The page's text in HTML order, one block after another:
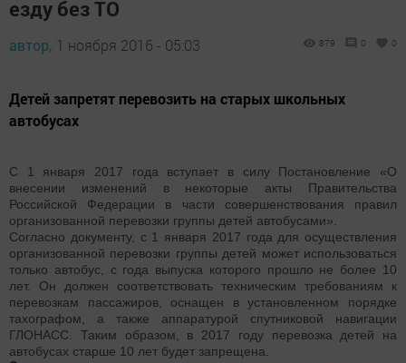
езду без ТО
автор, 1 ноября 2016 - 05:03 879 0 0
Детей запретят перевозить на старых школьных
автобусах
С 1 января 2017 года вступает в силу Постановление «О
внесении изменений в некоторые акты Правительства
Российской Федерации в части совершенствования правил
организованной перевозки группы детей автобусами».
Согласно документу, с 1 января 2017 года для осуществления
организованной перевозки группы детей может использоваться
только автобус, с года выпуска которого прошло не более 10
лет. Он должен соответствовать техническим требованиям к
перевозкам пассажиров, оснащен в установленном порядке
тахографом, а также аппаратурой спутниковой навигации
ГЛОНАСС. Таким образом, в 2017 году перевозка детей на
автобусах старше 10 лет будет запрещена.